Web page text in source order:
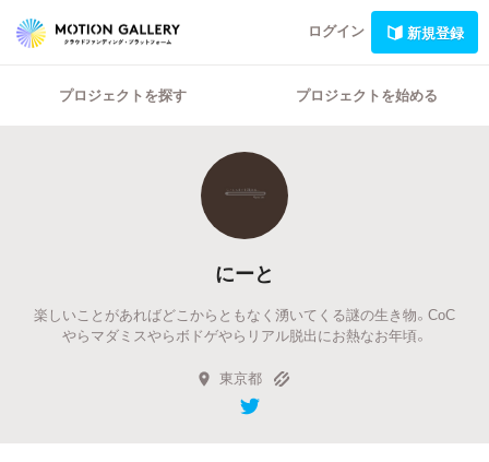
ログイン 新規登録
プロジェクトを探す プロジェクトを始める
にーと
楽しいことがあればどこからともなく湧いてくる謎の生き物。CoC
やらマダミスやらボドゲやらリアル脱出にお熱なお年頃。
東京都